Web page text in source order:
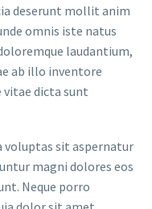
deserunt mollit anim
omnis iste natus
laudantium,
ab illo inventore
dicta sunt
voluptas sit aspernatur
magni dolores eos
Neque porro